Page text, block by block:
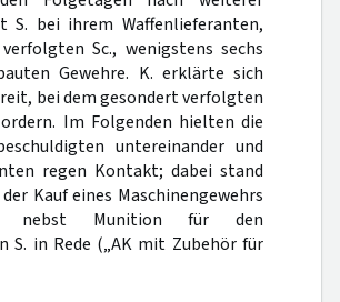
S. bei ihrem Waffenlieferanten,
Sc., wenigstens sechs
Gewehre. K. erklärte sich
bei dem gesondert verfolgten
Im Folgenden hielten die
untereinander und
regen Kontakt; dabei stand
Kauf eines Maschinengewehrs
nebst Munition für den
S. in Rede („AK mit Zubehör für